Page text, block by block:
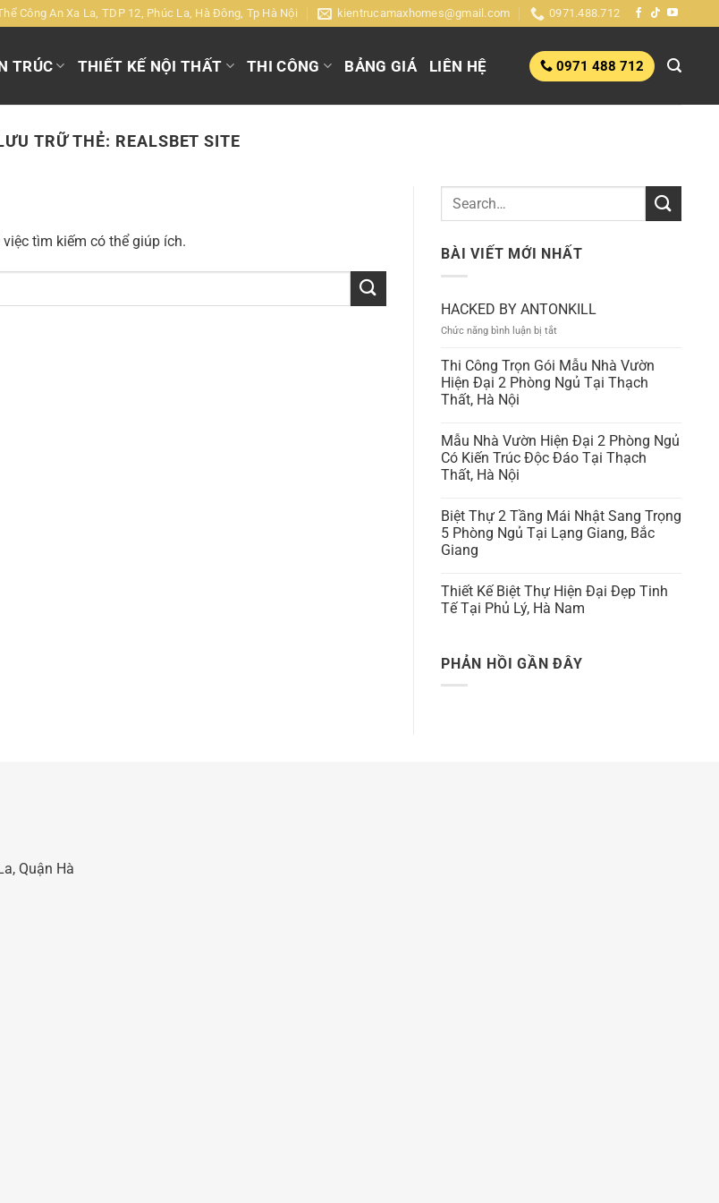
Công An Xa La, TDP 12, Phúc La, Hà Đông, Tp Hà Nội kientrucamaxhomes@gmail.com 0971.488.712
TRÚC THIẾT KẾ NỘI THẤT THI CÔNG BẢNG GIÁ LIÊN HỆ 0971 488 712
TRỮ THẺ: REALSBET SITE
tìm kiếm có thể giúp ích.
BÀI VIẾT MỚI NHẤT
HACKED BY ANTONKILL
Chức năng bình luận bị tắt
BY
ANTONKILL
Thi Công Trọn Gói Mẫu Nhà Vườn
Hiện Đại 2 Phòng Ngủ Tại Thạch
Thất, Hà Nội
Mẫu Nhà Vườn Hiện Đại 2 Phòng Ngủ
Có Kiến Trúc Độc Đáo Tại Thạch
Thất, Hà Nội
Biệt Thự 2 Tầng Mái Nhật Sang Trọng
5 Phòng Ngủ Tại Lạng Giang, Bắc
Giang
Thiết Kế Biệt Thự Hiện Đại Đẹp Tinh
Tế Tại Phủ Lý, Hà Nam
PHẢN HỒI GẦN ĐÂY
Quận Hà